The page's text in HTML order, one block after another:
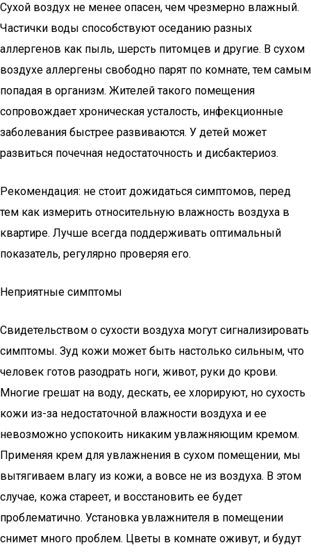
Сухой воздух не менее опасен, чем чрезмерно влажный.
Частички воды способствуют оседанию разных
аллергенов как пыль, шерсть питомцев и другие. В сухом
воздухе аллергены свободно парят по комнате, тем самым
попадая в организм. Жителей такого помещения
сопровождает хроническая усталость, инфекционные
заболевания быстрее развиваются. У детей может
развиться почечная недостаточность и дисбактериоз.
Рекомендация: не стоит дожидаться симптомов, перед
тем как измерить относительную влажность воздуха в
квартире. Лучше всегда поддерживать оптимальный
показатель, регулярно проверяя его.
Неприятные симптомы
Свидетельством о сухости воздуха могут сигнализировать
симптомы. Зуд кожи может быть настолько сильным, что
человек готов разодрать ноги, живот, руки до крови.
Многие грешат на воду, дескать, ее хлорируют, но сухость
кожи из-за недостаточной влажности воздуха и ее
невозможно успокоить никаким увлажняющим кремом.
Применяя крем для увлажнения в сухом помещении, мы
вытягиваем влагу из кожи, а вовсе не из воздуха. В этом
случае, кожа стареет, и восстановить ее будет
проблематично. Установка увлажнителя в помещении
снимет много проблем. Цветы в комнате оживут, и будут